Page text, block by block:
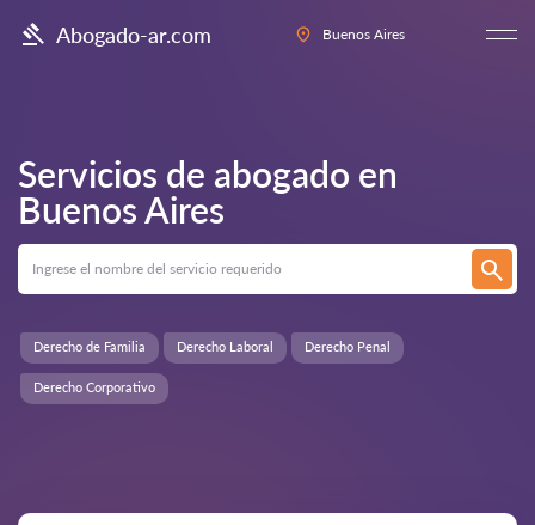
Abogado-ar.com Buenos Aires
Servicios de abogado en
Buenos Aires
Derecho Corporativo
Derecho de Familia Derecho Laboral Derecho Penal